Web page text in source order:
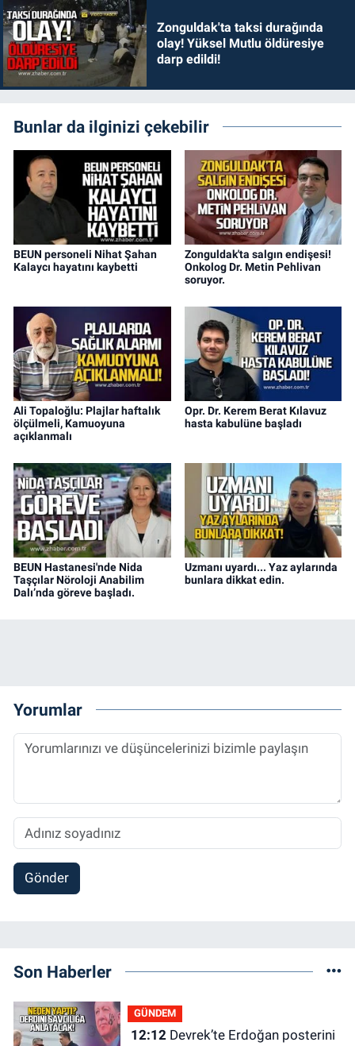
Zonguldak'ta taksi durağında
olay! Yüksel Mutlu öldüresiye
darp edildi!
Bunlar da ilginizi çekebilir
BEUN personeli Nihat Şahan
Kalaycı hayatını kaybetti
Zonguldak'ta salgın endişesi!
Onkolog Dr. Metin Pehlivan
soruyor.
Ali Topaloğlu: Plajlar haftalık
ölçülmeli, Kamuoyuna
açıklanmalı
Opr. Dr. Kerem Berat Kılavuz
hasta kabulüne başladı
BEUN Hastanesi'nde Nida
Taşçılar Nöroloji Anabilim
Dalı’nda göreve başladı.
Uzmanı uyardı... Yaz aylarında
bunlara dikkat edin.
Yorumlar
Gönder
Son Haberler
GÜNDEM
12:12Devrek’te Erdoğan posterini